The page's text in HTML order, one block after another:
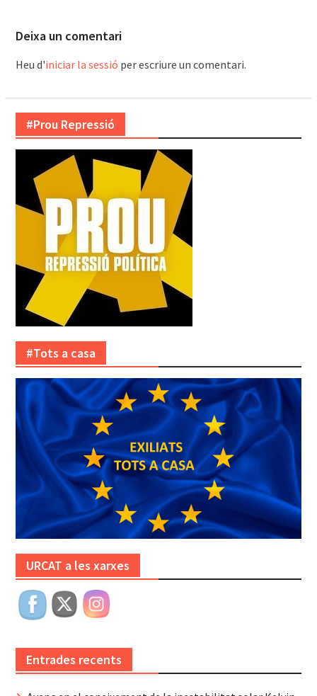
Deixa un comentari
Heu d'iniciar la sessió per escriure un comentari.
#Prou Repressió
#Tots a casa
URCAT a les xarxes
Entrades recents